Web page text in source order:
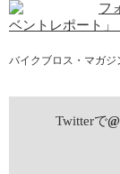
フ
ベントレポート
バイクブロス・マガジ
Twitterで